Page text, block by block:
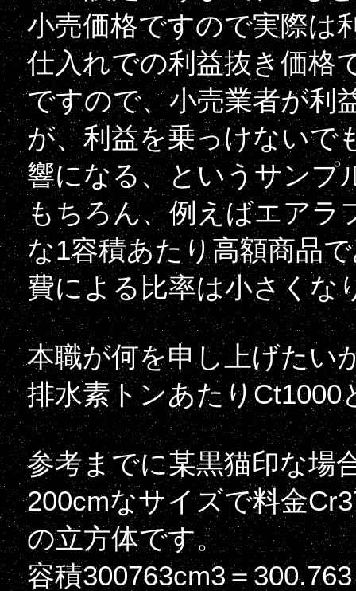
小売価格ですので実際は
仕入れでの利益抜き価格
ですので、小売業者が利
が、利益を乗っけないで
響になる、というサンプ
もちろん、例えばエアラ
な1容積あたり高額商品
費による比率は小さくな
本職が何を申し上げたい
排水素トンあたり
参考までに某黒猫印な場
200cmなサイズで料金
の立方体です。
容積300763cm3＝